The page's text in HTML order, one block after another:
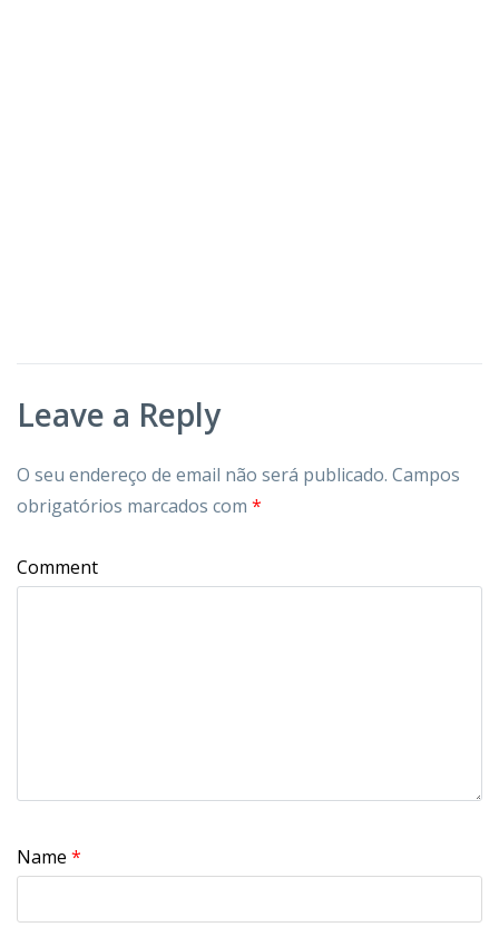
Leave a Reply
O seu endereço de email não será publicado. Campos
obrigatórios marcados com *
Comment
Name *